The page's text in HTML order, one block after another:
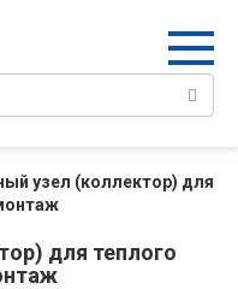
узел (коллектор) для
для теплого